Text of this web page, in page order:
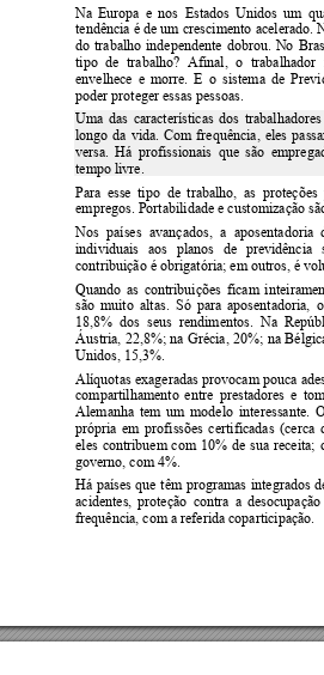
Na Europa e nos Estados Unidos um
tendência é de um crescimento acelerado.
do trabalho independente dobrou. No
tipo de trabalho? Afinal, o trabalhador
envelhece e morre. E o sistema de
poder proteger essas pessoas.
Uma das características dos trabalhadores
longo da vida. Com frequência, eles
versa. Há profissionais que são
tempo livre.
Para esse tipo  de trabalho, as  proteções
empregos. Portabilidade e customização
Nos países avançados, a aposentadoria
individuais aos planos de previdência
contribuição é obrigatória; em outros, é
Quando as contribuições ficam int
são muito altas. Só para aposentadoria,
18,8%  dos  seus
  rendimentos.
Na
Áustria, 22,8%; na Grécia, 20%; na
Unidos, 15,3%.
Alíquotas exageradas provocam pouca
compartilhamento entre prestadores e
Alemanha tem um modelo interessante.
própria em profissões certificadas (cerca
eles contribuem com 10% de sua receita;
governo, com 4%.
Há países que têm programas integrados
acidentes, proteção contra a desocupação
frequência, com a referida coparticipação.